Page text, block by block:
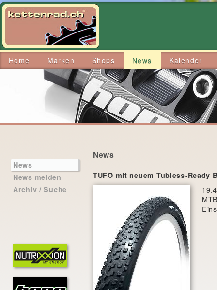
Home Marken Shops News Kalender
News
News melden
Archiv / Suche
News
TUFO mit neuem Tubless-Ready